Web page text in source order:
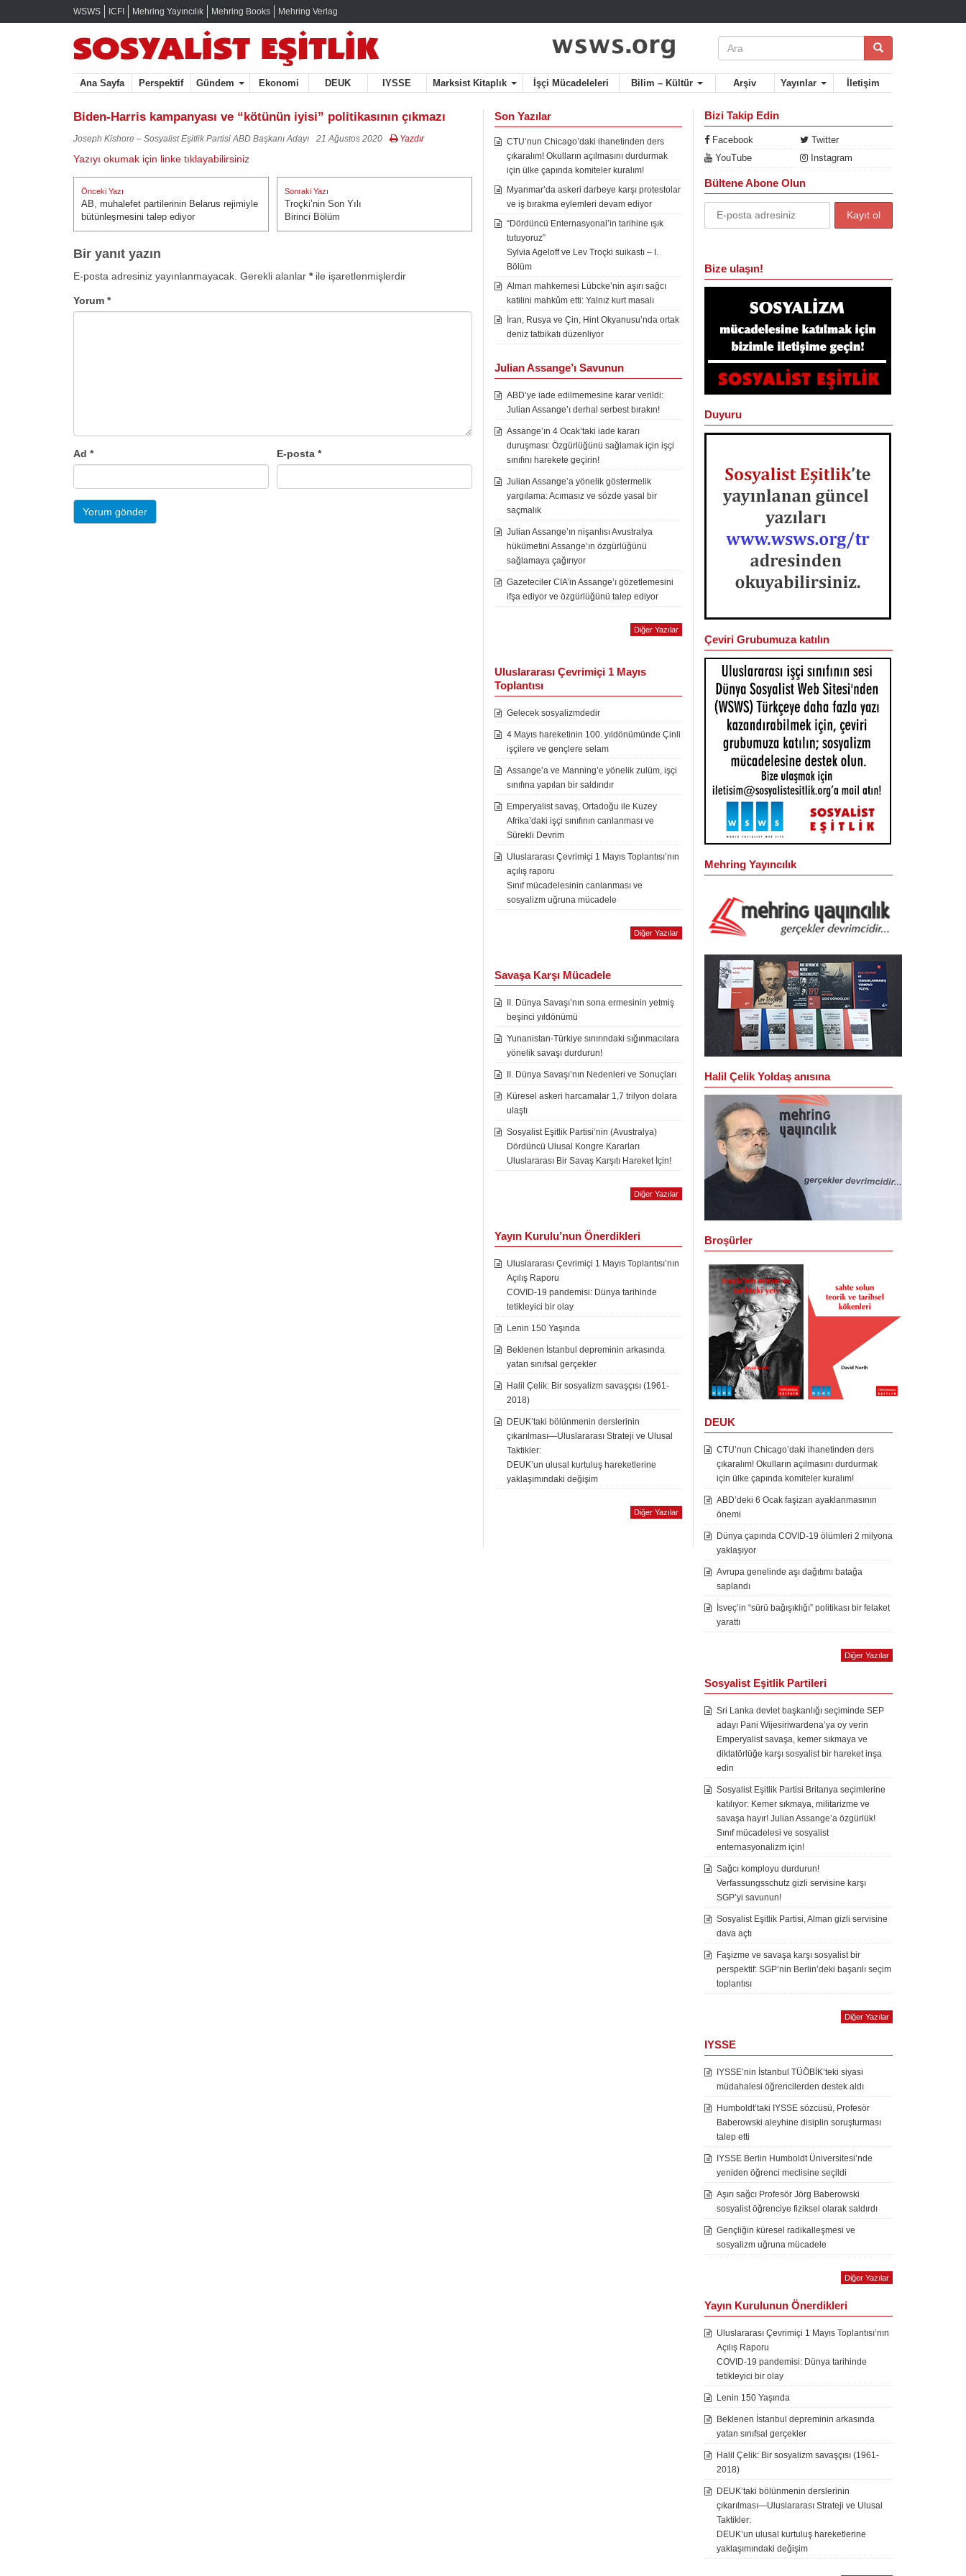
WSWS ICFI Mehring Yayıncılık Mehring Books Mehring Verlag
Ana Sayfa Perspektif Gündem Ekonomi DEUK IYSSE Marksist Kitaplık İşçi Mücadeleleri Bilim – Kültür Arşiv Yayınlar İletişim
Biden-Harris kampanyası ve “kötünün iyisi” politikasının çıkmazı
Joseph Kishore – Sosyalist Eşitlik Partisi ABD Başkanı Adayı 21 Ağustos 2020 Yazdır
Yazıyı okumak için linke tıklayabilirsiniz
Yazı
gezinmesi
Önceki Yazı
Önceki Yazı:
AB, muhalefet partilerinin Belarus rejimiyle
bütünleşmesini talep ediyor
Sonraki Yazı
Sonraki Yazı:
Troçki’nin Son Yılı
Birinci Bölüm
Bir yanıt yazın
E-posta adresiniz yayınlanmayacak. Gerekli alanlar *ile işaretlenmişlerdir
Yorum *
Ad * E-posta*
Son Yazılar
CTU’nun Chicago’daki ihanetinden ders
çıkaralım! Okulların açılmasını durdurmak
için ülke çapında komiteler kuralım!
Myanmar’da askeri darbeye karşı protestolar
ve iş bırakma eylemleri devam ediyor
“Dördüncü Enternasyonal’in tarihine ışık
tutuyoruz”
Sylvia Ageloff ve Lev Troçki suikastı – I.
Bölüm
Alman mahkemesi Lübcke’nin aşırı sağcı
katilini mahkûm etti: Yalnız kurt masalı
İran, Rusya ve Çin, Hint Okyanusu’nda ortak
deniz tatbikatı düzenliyor
Julian Assange’ı Savunun
ABD’ye iade edilmemesine karar verildi:
Julian Assange’ı derhal serbest bırakın!
Assange’ın 4 Ocak’taki iade kararı
duruşması: Özgürlüğünü sağlamak için işçi
sınıfını harekete geçirin!
Julian Assange’a yönelik göstermelik
yargılama: Acımasız ve sözde yasal bir
saçmalık
Julian Assange’ın nişanlısı Avustralya
hükümetini Assange’ın özgürlüğünü
sağlamaya çağırıyor
Gazeteciler CIA’in Assange’ı gözetlemesini
ifşa ediyor ve özgürlüğünü talep ediyor
Diğer Yazılar
Uluslararası Çevrimiçi 1 Mayıs
Toplantısı
Gelecek sosyalizmdedir
4 Mayıs hareketinin 100. yıldönümünde Çinli
işçilere ve gençlere selam
Assange’a ve Manning’e yönelik zulüm, işçi
sınıfına yapılan bir saldırıdır
Emperyalist savaş, Ortadoğu ile Kuzey
Afrika’daki işçi sınıfının canlanması ve
Sürekli Devrim
Uluslararası Çevrimiçi 1 Mayıs Toplantısı’nın
açılış raporu
Sınıf mücadelesinin canlanması ve
sosyalizm uğruna mücadele
Diğer Yazılar
Savaşa Karşı Mücadele
II. Dünya Savaşı’nın sona ermesinin yetmiş
beşinci yıldönümü
Yunanistan-Türkiye sınırındaki sığınmacılara
yönelik savaşı durdurun!
II. Dünya Savaşı’nın Nedenleri ve Sonuçları
Küresel askeri harcamalar 1,7 trilyon dolara
ulaştı
Sosyalist Eşitlik Partisi’nin (Avustralya)
Dördüncü Ulusal Kongre Kararları
Uluslararası Bir Savaş Karşıtı Hareket İçin!
Diğer Yazılar
Yayın Kurulu’nun Önerdikleri
Uluslararası Çevrimiçi 1 Mayıs Toplantısı’nın
Açılış Raporu
COVID-19 pandemisi: Dünya tarihinde
tetikleyici bir olay
Lenin 150 Yaşında
Beklenen İstanbul depreminin arkasında
yatan sınıfsal gerçekler
Halil Çelik: Bir sosyalizm savaşçısı (1961-
2018)
DEUK’taki bölünmenin derslerinin
çıkarılması—Uluslararası Strateji ve Ulusal
Taktikler:
DEUK’un ulusal kurtuluş hareketlerine
yaklaşımındaki değişim
Diğer Yazılar
Bizi Takip Edin
Facebook
Twitter
YouTube
Instagram
Bültene Abone Olun
Bize ulaşın!
Duyuru
Çeviri Grubumuza katılın
Mehring Yayıncılık
Halil Çelik Yoldaş anısına
Broşürler
DEUK
CTU’nun Chicago’daki ihanetinden ders
çıkaralım! Okulların açılmasını durdurmak
için ülke çapında komiteler kuralım!
ABD’deki 6 Ocak faşizan ayaklanmasının
önemi
Dünya çapında COVID-19 ölümleri 2 milyona
yaklaşıyor
Avrupa genelinde aşı dağıtımı batağa
saplandı
İsveç’in “sürü bağışıklığı” politikası bir felaket
yarattı
Diğer Yazılar
Sosyalist Eşitlik Partileri
Sri Lanka devlet başkanlığı seçiminde SEP
adayı Pani Wijesiriwardena’ya oy verin
Emperyalist savaşa, kemer sıkmaya ve
diktatörlüğe karşı sosyalist bir hareket inşa
edin
Sosyalist Eşitlik Partisi Britanya seçimlerine
katılıyor: Kemer sıkmaya, militarizme ve
savaşa hayır! Julian Assange’a özgürlük!
Sınıf mücadelesi ve sosyalist
enternasyonalizm için!
Sağcı komployu durdurun!
Verfassungsschutz gizli servisine karşı
SGP’yi savunun!
Sosyalist Eşitlik Partisi, Alman gizli servisine
dava açtı
Faşizme ve savaşa karşı sosyalist bir
perspektif: SGP’nin Berlin’deki başarılı seçim
toplantısı
Diğer Yazılar
IYSSE
IYSSE’nin İstanbul TÜÖBİK’teki siyasi
müdahalesi öğrencilerden destek aldı
Humboldt’taki IYSSE sözcüsü, Profesör
Baberowski aleyhine disiplin soruşturması
talep etti
IYSSE Berlin Humboldt Üniversitesi’nde
yeniden öğrenci meclisine seçildi
Aşırı sağcı Profesör Jörg Baberowski
sosyalist öğrenciye fiziksel olarak saldırdı
Gençliğin küresel radikalleşmesi ve
sosyalizm uğruna mücadele
Diğer Yazılar
Yayın Kurulunun Önerdikleri
Uluslararası Çevrimiçi 1 Mayıs Toplantısı’nın
Açılış Raporu
COVID-19 pandemisi: Dünya tarihinde
tetikleyici bir olay
Lenin 150 Yaşında
Beklenen İstanbul depreminin arkasında
yatan sınıfsal gerçekler
Halil Çelik: Bir sosyalizm savaşçısı (1961-
2018)
DEUK’taki bölünmenin derslerinin
çıkarılması—Uluslararası Strateji ve Ulusal
Taktikler:
DEUK’un ulusal kurtuluş hareketlerine
yaklaşımındaki değişim